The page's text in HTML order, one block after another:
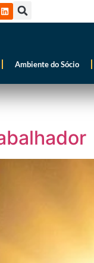
Ambiente do Sócio